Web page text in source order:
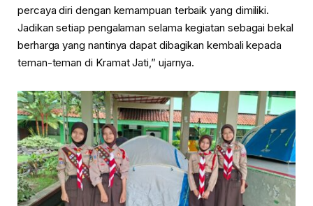
percaya diri dengan kemampuan terbaik yang dimiliki.
Jadikan setiap pengalaman selama kegiatan sebagai bekal
berharga yang nantinya dapat dibagikan kembali kepada
teman-teman di Kramat Jati,” ujarnya.